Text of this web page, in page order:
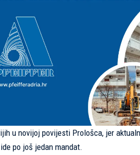
u novijoj povijesti Prološca, jer
po još jedan mandat.